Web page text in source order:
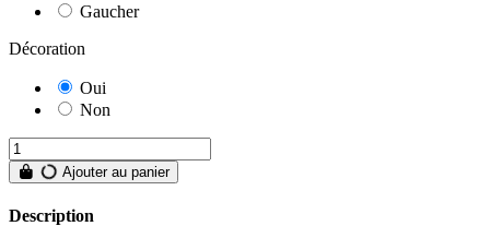
Gaucher
Décoration
Oui
Non
Ajouter au panier
Description